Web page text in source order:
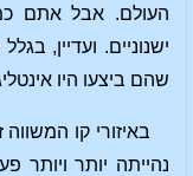
העולם. אבל אתם
ישנוניים. ועדיין,
שהם ביצעו היו
באיזורי קו
נהייתה יותר ויותר